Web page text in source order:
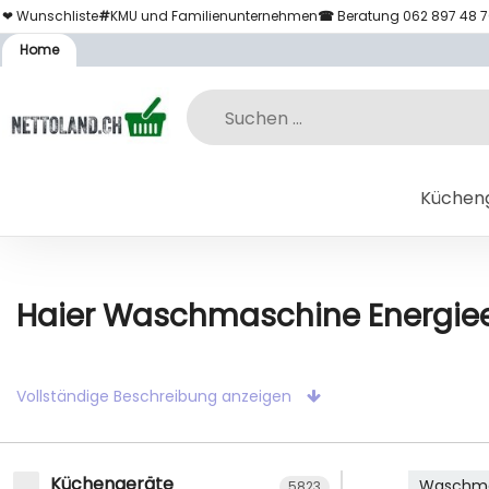
❤ Wunschliste#KMU und Familienunternehmen☎Beratung 062 897 48
Home
Haier Waschmaschine
Vollständige Beschreibung anzeigen